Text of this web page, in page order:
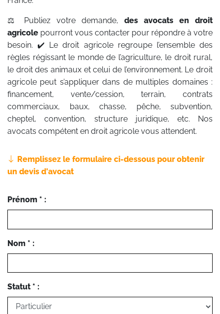
⚖️ Publiez votre demande, des avocats en droit
agricole pourront vous contacter pour répondre à votre
besoin. ✔️ Le droit agricole regroupe l’ensemble des
règles régissant le monde de l’agriculture, le droit rural,
le droit des animaux et celui de l’environnement. Le droit
agricole peut s’appliquer dans de multiples domaines :
financement, vente/cession, terrain, contrats
commerciaux, baux, chasse, pêche, subvention,
cheptel, convention, structure juridique, etc. Nos
avocats compétent en droit agricole vous attendent.
Remplissez le formulaire ci-dessous pour obtenir
un devis d'avocat
Prénom * :
Nom * :
Statut * :